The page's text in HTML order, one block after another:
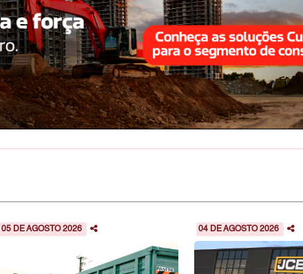
05 DE AGOSTO 2026 04 DE AGOSTO 2026